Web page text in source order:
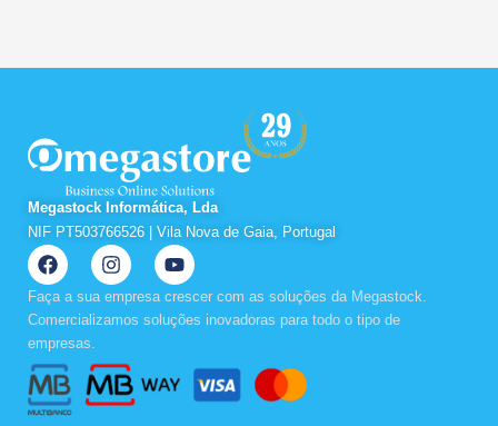
Megastock Informática, Lda
NIF PT503766526 | Vila Nova de Gaia, Portugal
F
a
c
e
o
o
k
I
n
s
t
r
a
m
Y
o
u
t
u
e
Faça a sua empresa crescer com as soluções da Megastock.
Comercializamos soluções inovadoras para todo o tipo de
empresas.